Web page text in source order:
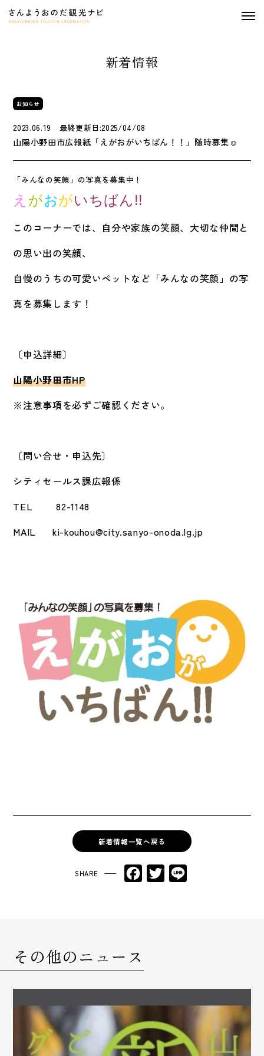
新着情報
山陽小野田市広報紙「えがおがいちばん！！」随時募集☺
2023.06.19 最終更新日:2025/04/08
お知らせ
「みんなの笑顔」の写真を募集中！
え がおがいちばん!!
このコーナーでは、自分や家族の笑顔、大切な仲間と
の思い出の笑顔、
自慢のうちの可愛いペットなど「みんなの笑顔」の写
真を募集します！
〔申込詳細〕
山陽小野田市HP
※注意事項を必ずご確認ください。
〔問い合せ・申込先〕
シティセールス課広報係
TEL 82-1148
MAIL ki-kouhou@city.sanyo-onoda.lg.jp
新着情報一覧へ戻る
Facebook
Twitter
その他のニュース